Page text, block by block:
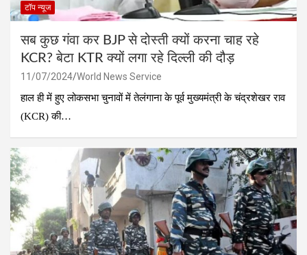
टॉप न्यूज
सब कुछ गंवा कर BJP से दोस्ती क्यों करना चाह रहे
KCR? बेटा KTR क्यों लगा रहे दिल्ली की दौड़
11/07/2024 World News Service
हाल ही में हुए लोकसभा चुनावों में तेलंगाना के पूर्व मुख्यमंत्री के चंद्रशेखर राव
(KCR) की…